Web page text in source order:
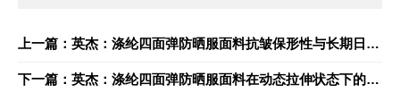
上一篇：英杰：涤纶四面弹防晒服面料抗皱保形性与长期日晒环境下的耐久性评估
下一篇：英杰：涤纶四面弹防晒服面料在动态拉伸状态下的紫外线屏蔽稳定性分析